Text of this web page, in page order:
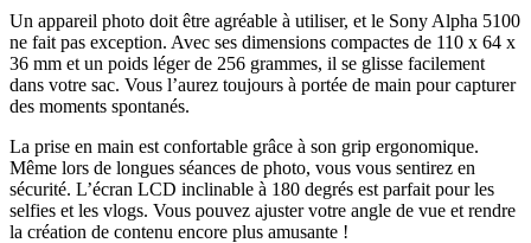
Un appareil photo doit être agréable à utiliser, et le Sony Alpha 5100
ne fait pas exception. Avec ses dimensions compactes de 110 x 64 x
36 mm et un poids léger de 256 grammes, il se glisse facilement
dans votre sac. Vous l’aurez toujours à portée de main pour capturer
des moments spontanés.
La prise en main est confortable grâce à son grip ergonomique.
Même lors de longues séances de photo, vous vous sentirez en
sécurité. L’écran LCD inclinable à 180 degrés est parfait pour les
selfies et les vlogs. Vous pouvez ajuster votre angle de vue et rendre
la création de contenu encore plus amusante !